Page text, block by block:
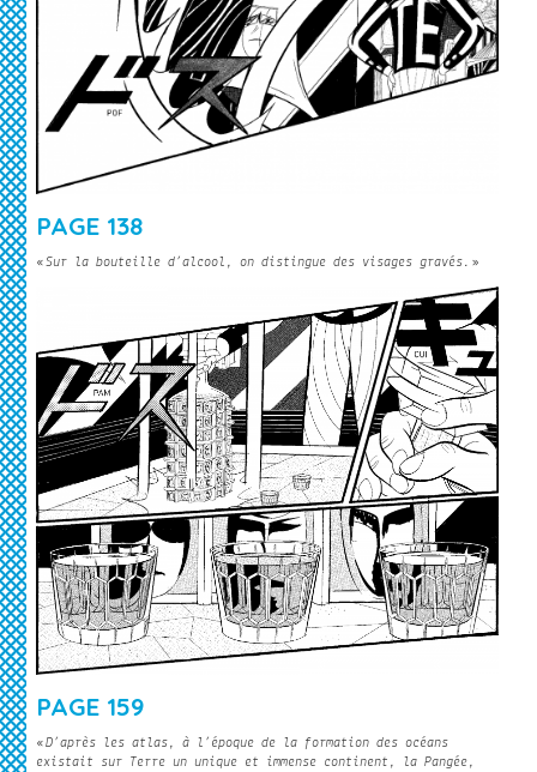
PAGE 138
«Sur la bouteille d’alcool, on distingue des visages gravés. »
PAGE 159
«D’après les atlas, à l’époque de la formation des océans
existait sur Terre un unique et immense continent, la Pangée,